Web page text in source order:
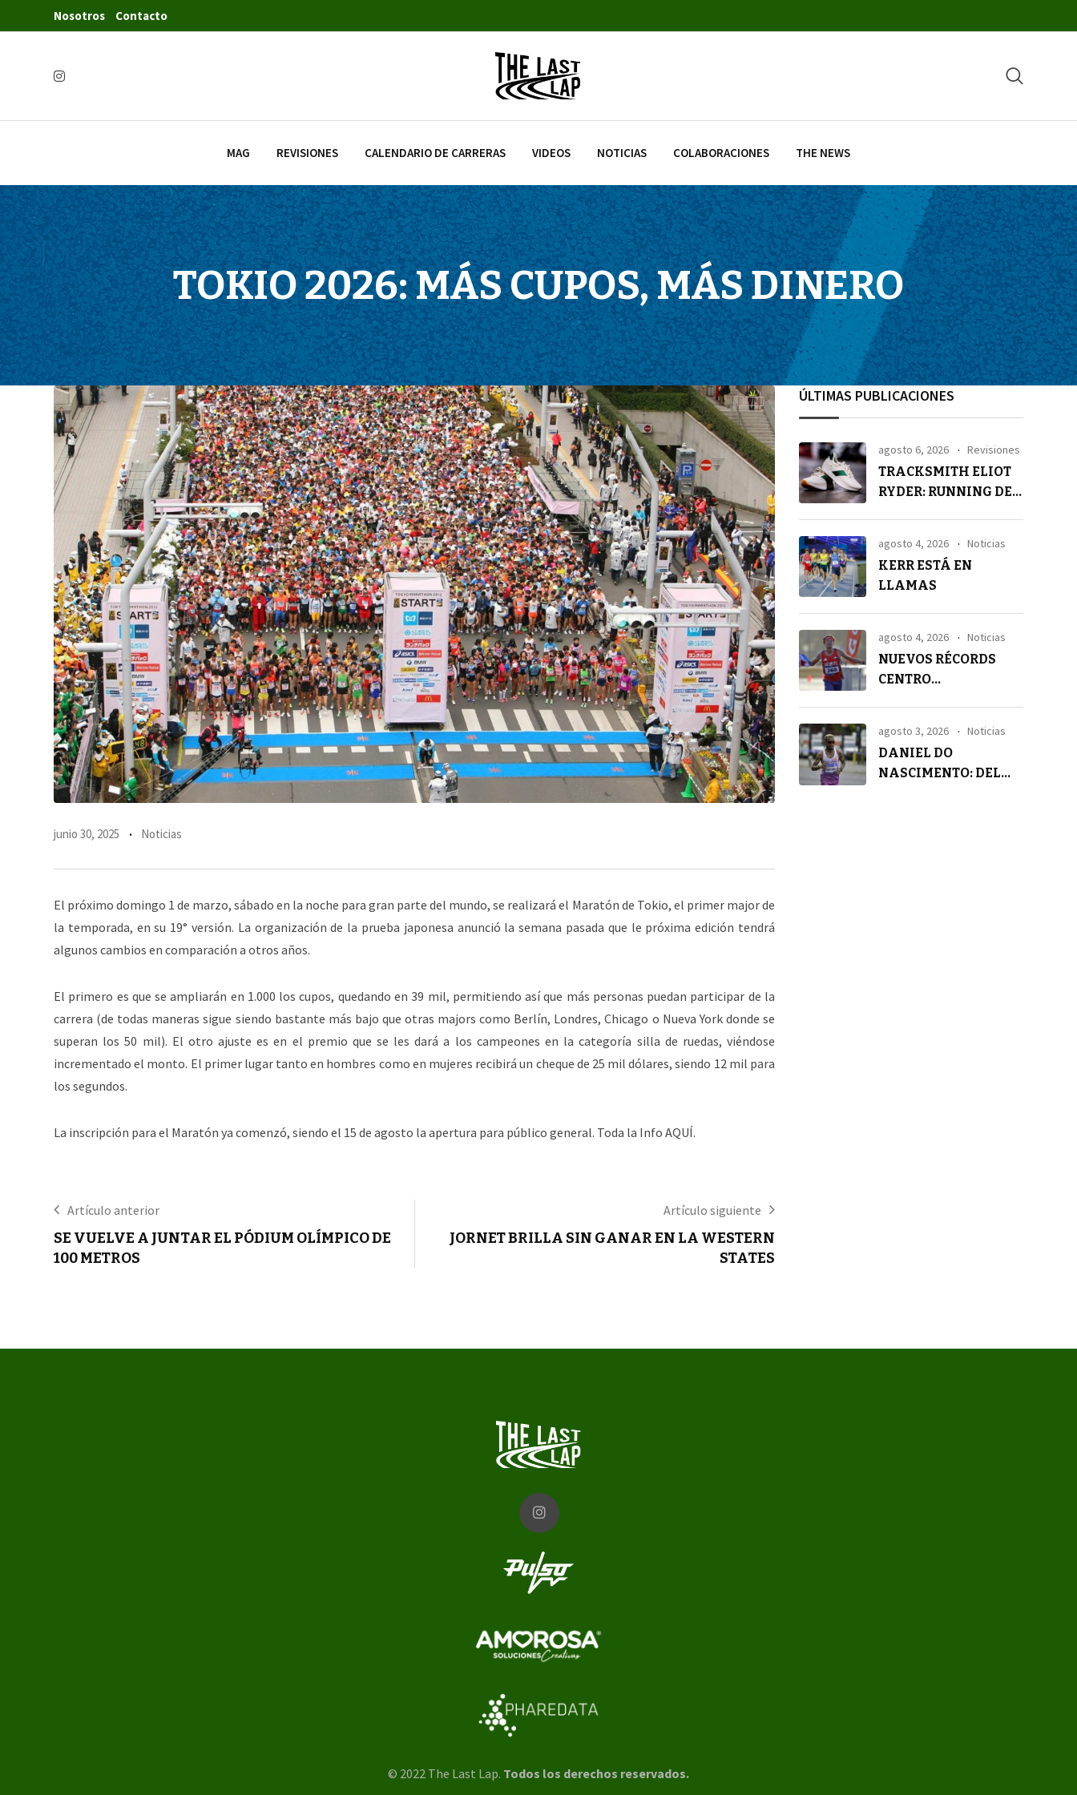
Nosotros Contacto
MAG REVISIONES CALENDARIO DE CARRERAS VIDEOS NOTICIAS COLABORACIONES THE NEWS
TOKIO 2026: MÁS CUPOS, MÁS DINERO
junio 30, 2025 Noticias
El próximo domingo 1 de marzo, sábado en la noche para gran parte del mundo, se realizará el Maratón de Tokio, el primer major de
la temporada, en su 19° versión. La organización de la prueba japonesa anunció la semana pasada que le próxima edición tendrá
algunos cambios en comparación a otros años.
El primero es que se ampliarán en 1.000 los cupos, quedando en 39 mil, permitiendo así que más personas puedan participar de la
carrera (de todas maneras sigue siendo bastante más bajo que otras majors como Berlín, Londres, Chicago o Nueva York donde se
superan los 50 mil). El otro ajuste es en el premio que se les dará a los campeones en la categoría silla de ruedas, viéndose
incrementado el monto. El primer lugar tanto en hombres como en mujeres recibirá un cheque de 25 mil dólares, siendo 12 mil para
los segundos.
La inscripción para el Maratón ya comenzó, siendo el 15 de agosto la apertura para público general. Toda la Info AQUÍ.
Artículo anterior
SE VUELVE A JUNTAR EL PÓDIUM OLÍMPICO DE
100 METROS
Artículo siguiente
JORNET BRILLA SIN GANAR EN LA WESTERN
STATES
ÚLTIMAS PUBLICACIONES
agosto 6, 2026 Revisiones
TRACKSMITH ELIOT
RYDER: RUNNING DE
agosto 4, 2026 Noticias
KERR ESTÁ EN
LLAMAS
agosto 4, 2026 Noticias
NUEVOS RÉCORDS
CENTRO
agosto 3, 2026 Noticias
DANIEL DO
NASCIMENTO: DEL
© 2022 The Last Lap. Todos los derechos reservados.